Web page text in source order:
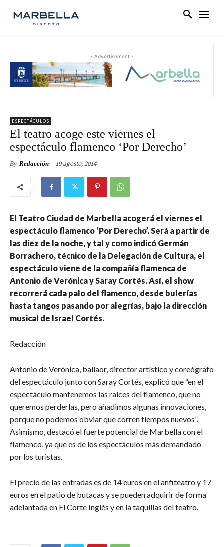
- Advertisement -
ESPECTÁCULOS
El teatro acoge este viernes el
espectáculo flamenco ‘Por Derecho’
By Redacción 19 agosto, 2014
El Teatro Ciudad de Marbella acogerá el viernes el
espectáculo flamenco ‘Por Derecho’. Será a partir de
las diez de la noche, y tal y como indicó Germán
Borrachero, técnico de la Delegación de Cultura, el
espectáculo viene de la compañía flamenca de
Antonio de Verónica y Saray Cortés. Así, el show
recorrerá cada palo del flamenco, desde bulerías
hasta tangos pasando por alegrías, bajo la dirección
musical de Israel Cortés.
Redacción
Antonio de Verónica, bailaor, director artístico y coreógrafo
del espectáculo junto con Saray Cortés, explicó que “en el
espectáculo mantenemos las raíces del flamenco, que no
queremos perderlas, pero añadimos algunas innovaciones,
porque no podemos obviar que corren tiempos nuevos”.
Asimismo, destacó el fuerte potencial de Marbella con el
flamenco, ya que es de los espectáculos más demandado
por los turistas.
El precio de las entradas es de 14 euros en el anfiteatro y 17
euros en el patio de butacas y se pueden adquirir de forma
adelantada en El Corte Inglés y en la taquillas del teatro.